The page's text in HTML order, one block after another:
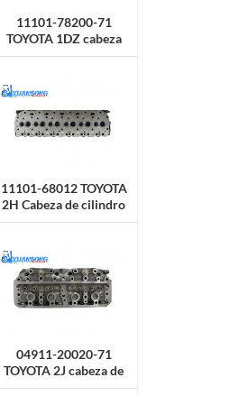
11101-78200-71
TOYOTA 1DZ cabeza
de cilindro
11101-68012 TOYOTA
2H Cabeza de cilindro
de carretilla elevadora
04911-20020-71
TOYOTA 2J cabeza de
cilindro